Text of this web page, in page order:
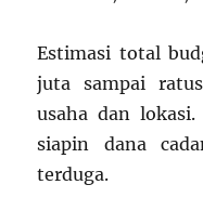
Estimasi total
juta sampai
usaha dan
siapin dana
terduga.